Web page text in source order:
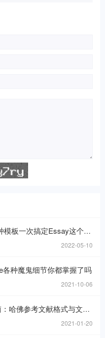
次搞定Essay这个“八股文”
2022-05-10
种魔鬼细节你都掌握了吗
2021-10-06
参考文献格式与文内引用格式
2021-01-20